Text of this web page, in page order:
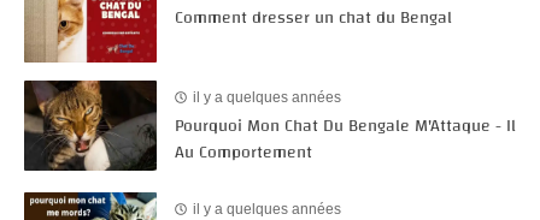
Comment dresser un chat du Bengal
il y a quelques années
Pourquoi Mon Chat Du Bengale M'Attaque - Il
Au Comportement
il y a quelques années